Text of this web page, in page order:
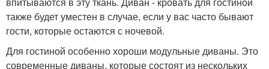
также будет уместен в случае, если у вас часто бывают
гости, которые остаются с ночевой.
Для гостиной особенно хороши модульные диваны. Это
современные диваны, которые состоят из нескольких